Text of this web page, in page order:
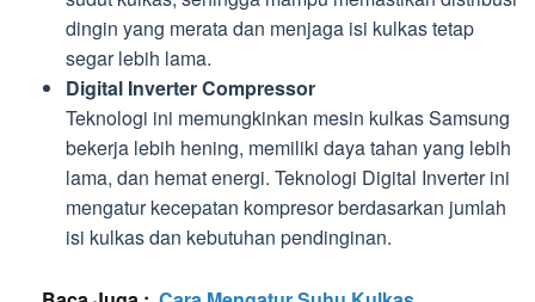
dingin yang merata dan menjaga isi kulkas tetap
segar lebih lama.
Digital Inverter Compressor
Teknologi ini memungkinkan mesin kulkas Samsung
bekerja lebih hening, memiliki daya tahan yang lebih
lama, dan hemat energi. Teknologi Digital Inverter ini
mengatur kecepatan kompresor berdasarkan jumlah
isi kulkas dan kebutuhan pendinginan.